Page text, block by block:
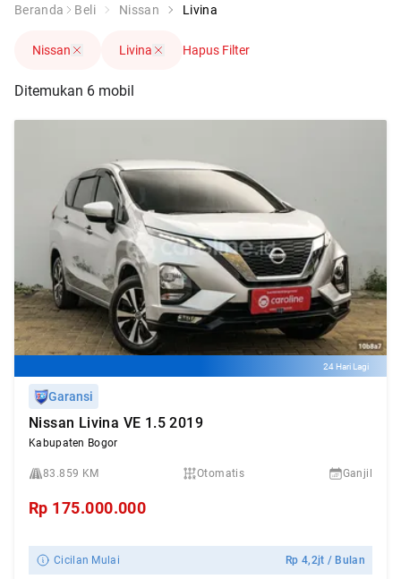
Beranda Beli Nissan Livina
Nissan Livina Hapus Filter
Ditemukan 6 mobil
24 Hari Lagi
Garansi
Nissan Livina VE 1.5 2019
Kabupaten Bogor
83.859 KM Otomatis Ganjil
Rp 175.000.000
Cicilan Mulai Rp4,2jt / Bulan